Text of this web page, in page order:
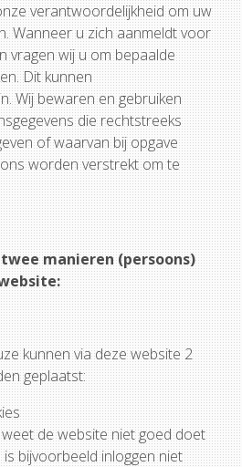
verantwoordelijkheid om uw
Wanneer u zich aanmeldt voor
vragen wij u om bepaalde
Dit kunnen
Wij bewaren en gebruiken
die rechtstreeks
of waarvan bij opgave
worden verstrekt om te
manieren (persoons)
kunnen via deze website 2
geplaatst:
de website niet goed doet
bijvoorbeeld inloggen niet